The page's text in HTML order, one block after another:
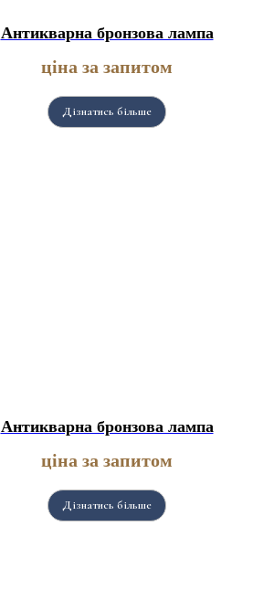
Антикварна бронзова лампа
ціна за запитом
Дізнатись більше
Антикварна бронзова лампа
ціна за запитом
Дізнатись більше